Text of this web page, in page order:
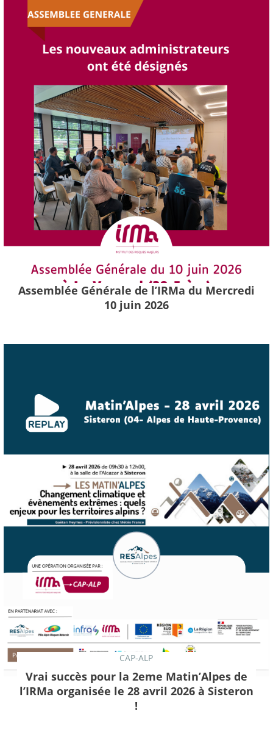
Assemblée Générale de l’IRMa du Mercredi
10 juin 2026
CAP-ALP
Vrai succès pour la 2eme Matin’Alpes de
l’IRMa organisée le 28 avril 2026 à Sisteron
!